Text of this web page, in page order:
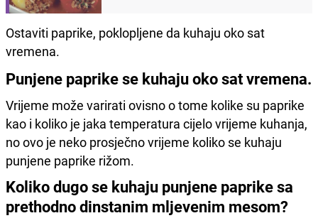
Ostaviti paprike, poklopljene da kuhaju oko sat
vremena.
Punjene paprike se kuhaju oko sat vremena.
Vrijeme može varirati ovisno o tome kolike su paprike
kao i koliko je jaka temperatura cijelo vrijeme kuhanja,
no ovo je neko prosječno vrijeme koliko se kuhaju
punjene paprike rižom.
Koliko dugo se kuhaju punjene paprike sa
prethodno dinstanim mljevenim mesom?